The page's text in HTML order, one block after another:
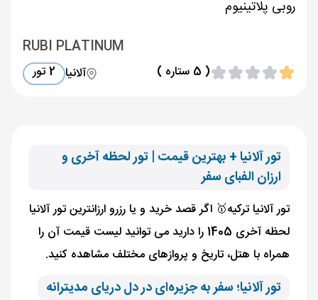
روبی پلاتینیوم
RUBI PLATINUM
( 5 ستاره ) آلانیا 2 تور
تور آلانیا + بهترین قیمت | تور لحظه آخری و
ارزان الفبای سفر
تور آلانیا ترکیه🥇 اگر قصد خرید و یا رزرو ارزانترین تور آلانیا
لحظه آخری 1405 را دارید می توانید لیست قیمت آن را
همراه با هتل، تاریخ و پروازهای مختلف مشاهده کنید.
تور آلانیا؛ سفر به جزیره‌ای در دل دریای مدیترانه